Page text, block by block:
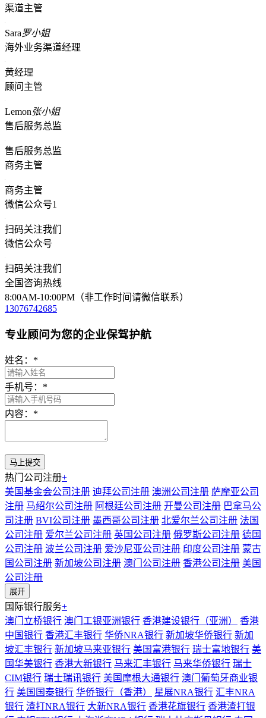
渠道主管
Sara罗小姐
海外业务渠道经理
黄经理
顾问主管
Lemon张小姐
售后服务总监
售后服务总监
商务主管
商务主管
微信公众号1
扫码关注我们
微信公众号
扫码关注我们
全国咨询热线
8:00AM-10:00PM（非工作时间请微信联系）
13076742685
专业顾问为您的企业保驾护航
姓名： *
手机号： *
内容： *
热门公司注册+
美国基金会公司注册 迪拜公司注册 澳洲公司注册 萨摩亚公司
注册 马绍尔公司注册 阿根廷公司注册 开曼公司注册 巴拿马公
司注册 BVI公司注册 墨西哥公司注册 北爱尔兰公司注册 法国
公司注册 爱尔兰公司注册 英国公司注册 俄罗斯公司注册 德国
公司注册 波兰公司注册 爱沙尼亚公司注册 印度公司注册 蒙古
国公司注册 新加坡公司注册 澳门公司注册 香港公司注册 美国
公司注册
展开
国际银行服务+
澳门立桥银行 澳门工银亚洲银行 香港建设银行（亚洲）
香港
中国银行 香港汇丰银行 华侨NRA银行 新加坡华侨银行 新加
坡汇丰银行 新加坡马来亚银行 美国富港银行 瑞士富地银行 美
国华美银行 香港大新银行 马来汇丰银行 马来华侨银行 瑞士
CIM银行 瑞士瑞讯银行 美国摩根大通银行 澳门葡萄牙商业银
行 美国国泰银行 华侨银行（香港） 星展NRA银行 汇丰NRA
银行 渣打NRA银行 大新NRA银行 香港花旗银行 香港渣打银